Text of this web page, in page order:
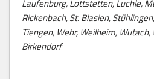
Laufenburg, Lottstetten, Luchle,
Rickenbach, St. Blasien,
Tiengen, Wehr, Weilheim,
Birkendorf